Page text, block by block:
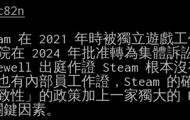
在 2021 年時被獨立遊戲
在 2024 年批准轉為集體訴
出庭作證 Steam 根本沒
有內部員工作證，Steam 的
性」的政策加上一家獨大的